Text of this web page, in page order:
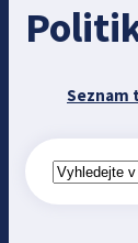
Seznam